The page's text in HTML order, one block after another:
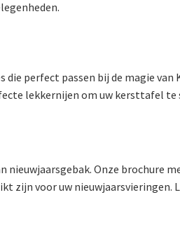
die perfect passen bij de magie
lekkernijen om uw kersttafel te
nieuwjaarsgebak. Onze brochure
zijn voor uw nieuwjaarsvieringen.